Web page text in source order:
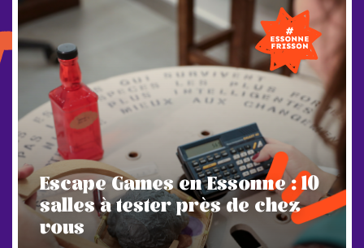
Escape Games en Essonne : 10
salles à tester près de chez
vous